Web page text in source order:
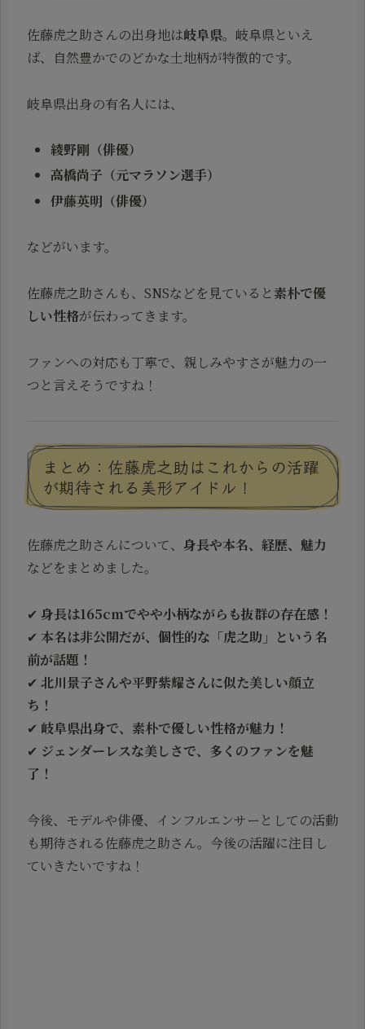
佐藤虎之助さんの出身地は岐阜県。岐阜県といえ
ば、自然豊かでのどかな土地柄が特徴的です。
岐阜県出身の有名人には、
綾野剛（俳優）
高橋尚子（元マラソン選手）
伊藤英明（俳優）
などがいます。
佐藤虎之助さんも、SNSなどを見ていると 素朴で優
しい性格が伝わってきます。
ファンへの対応も丁寧で、親しみやすさが魅力の一
つと言えそうですね！
まとめ：佐藤虎之助はこれからの活躍
が期待される美形アイドル！
佐藤虎之助さんについて、 身長や本名、経歴、魅力
などをまとめました。
✔ 身長は165cmでやや小柄ながらも抜群の存在感！
✔ 本名は非公開だが、個性的な「虎之助」という名
前が話題！
✔ 北川景子さんや平野紫耀さんに似た美しい顔立
ち！
✔ 岐阜県出身で、素朴で優しい性格が魅力！
✔ ジェンダーレスな美しさで、多くのファンを魅
了！
今後、モデルや俳優、インフルエンサーとしての活動
も期待される佐藤虎之助さん。今後の活躍に注目し
ていきたいですね！